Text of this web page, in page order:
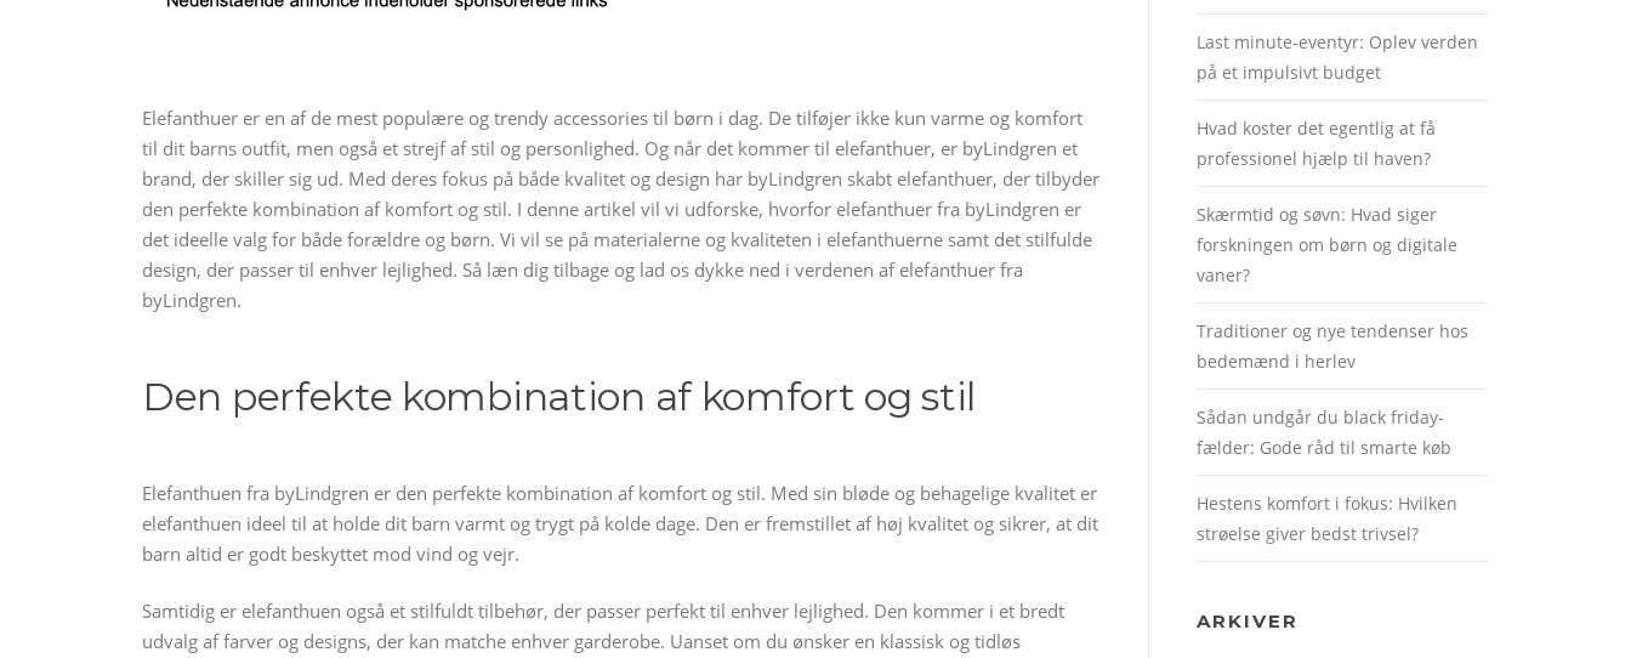
Elefanthuer er en af de mest populære og trendy accessories til børn i dag. De tilføjer ikke kun varme og komfort
til dit barns outfit, men også et strejf af stil og personlighed. Og når det kommer til elefanthuer, er byLindgren et
brand, der skiller sig ud. Med deres fokus på både kvalitet og design har byLindgren skabt elefanthuer, der tilbyder
den perfekte kombination af komfort og stil. I denne artikel vil vi udforske, hvorfor elefanthuer fra byLindgren er
det ideelle valg for både forældre og børn. Vi vil se på materialerne og kvaliteten i elefanthuerne samt det stilfulde
design, der passer til enhver lejlighed. Så læn dig tilbage og lad os dykke ned i verdenen af elefanthuer fra
byLindgren.
Den perfekte kombination af komfort og stil
Elefanthuen fra byLindgren er den perfekte kombination af komfort og stil. Med sin bløde og behagelige kvalitet er
elefanthuen ideel til at holde dit barn varmt og trygt på kolde dage. Den er fremstillet af høj kvalitet og sikrer, at dit
barn altid er godt beskyttet mod vind og vejr.
Samtidig er elefanthuen også et stilfuldt tilbehør, der passer perfekt til enhver lejlighed. Den kommer i et bredt
udvalg af farver og designs, der kan matche enhver garderobe. Uanset om du ønsker en klassisk og tidløs
Last minute-eventyr: Oplev verden
på et impulsivt budget
Hvad koster det egentlig at få
professionel hjælp til haven?
Skærmtid og søvn: Hvad siger
forskningen om børn og digitale
vaner?
Traditioner og nye tendenser hos
bedemænd i herlev
Sådan undgår du black friday-
fælder: Gode råd til smarte køb
Hestens komfort i fokus: Hvilken
strøelse giver bedst trivsel?
ARKIVER